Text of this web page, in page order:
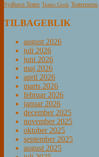
Sydhavn Teater Teater Grob Teatermenu
TILBAGEBLIK
august 2026
juli 2026
juni 2026
maj 2026
april 2026
marts 2026
februar 2026
januar 2026
december 2025
november 2025
oktober 2025
september 2025
august 2025